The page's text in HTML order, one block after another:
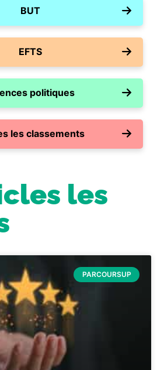
BUT
EFTS
politiques
les classements
les
PARCOURSUP